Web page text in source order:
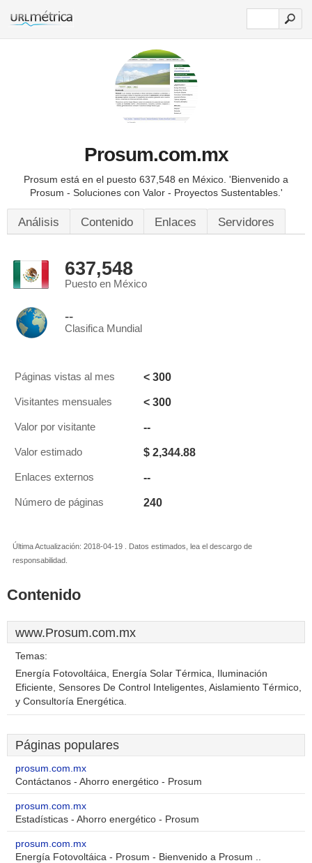
Prosum.com.mx
Prosum está en el puesto 637,548 en México. 'Bienvenido a
Prosum - Soluciones con Valor - Proyectos Sustentables.'
Análisis Contenido Enlaces Servidores
637,548
Puesto en México
--
Clasifica Mundial
Páginas vistas al mes < 300
Visitantes mensuales < 300
Valor por visitante --
Valor estimado $ 2,344.88
Enlaces externos --
Número de páginas 240
Última Actualización: 2018-04-19 . Datos estimados, lea el descargo de
responsabilidad.
Contenido
www.Prosum.com.mx
Temas:
Energía Fotovoltáica, Energía Solar Térmica, Iluminación
Eficiente, Sensores De Control Inteligentes, Aislamiento Térmico,
y Consultoría Energética.
Páginas populares
prosum.com.mx
Contáctanos - Ahorro energético - Prosum
prosum.com.mx
Estadísticas - Ahorro energético - Prosum
prosum.com.mx
Energía Fotovoltáica - Prosum - Bienvenido a Prosum ..